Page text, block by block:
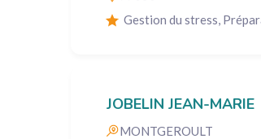
Gestion du stress,
JOBELIN JEAN-MARIE
MONTGEROULT